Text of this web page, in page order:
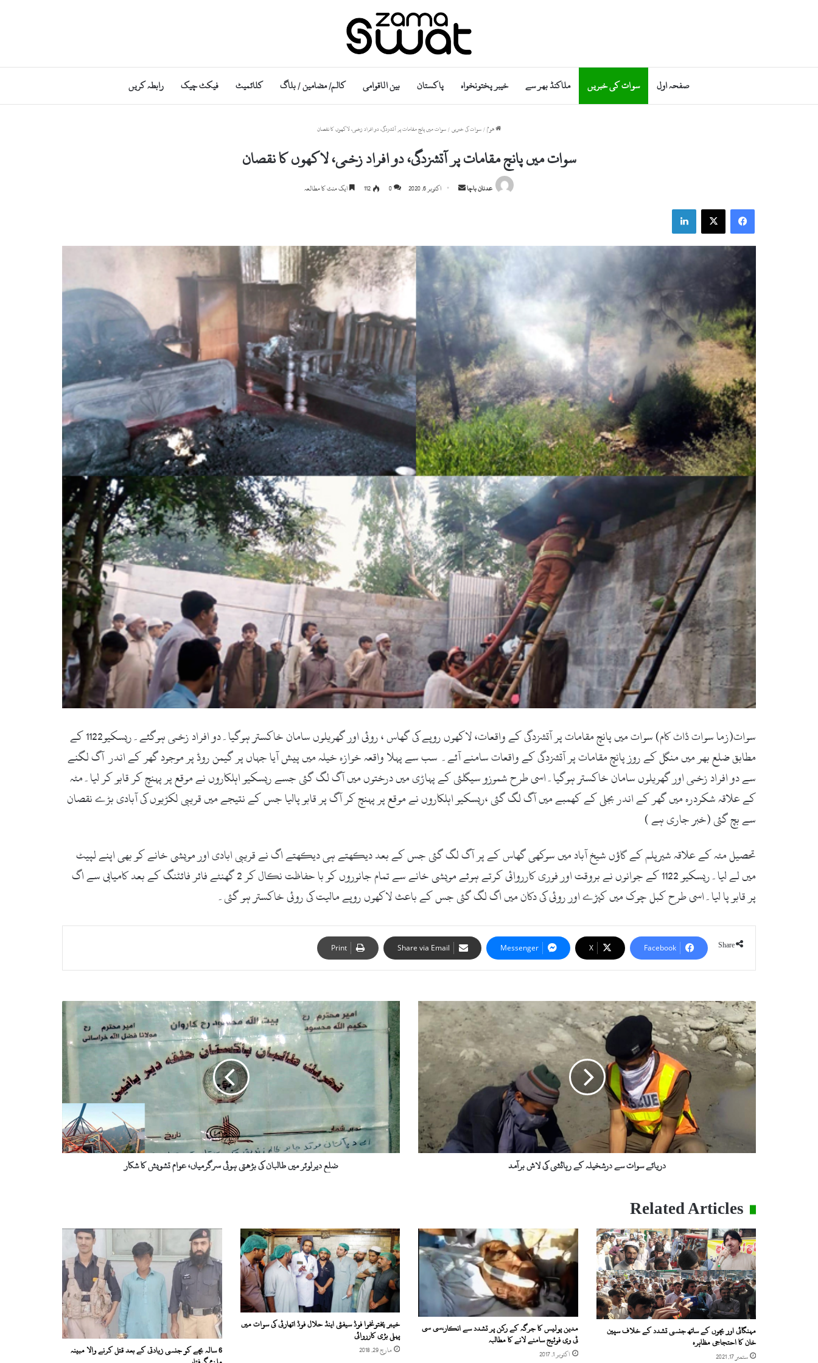
صفحہ اول سوات کی خبریں ملاکنڈ بھر سے خیبر پختونخواہ پاکستان بین الاقوامی کالم/ مضامین / بلاگ کلائمیٹ فیکٹ چیک رابطہ کریں
ھوم/سوات کی خبریں/سوات میں پانچ مقامات پر آتشزدگی، دو افراد زخمی، لاکھوں کا نقصان
سوات میں پانچ مقامات پر آتشزدگی، دو افراد زخمی، لاکھوں کا نقصان
عدنان باچا
Send اکتوبر 6, 2020 0
112 ایک منٹ کا مطالعہ
Facebook
X
LinkedIn
سوات(زما سوات ڈاٹ کام) سوات میں پانچ مقامات پر آتشزدگی کے واقعات، لاکھوں روپے کی گھاس ، روئی اور گھریلوں سامان خاکستر ہوگیا۔دو افراد زخمی ہوگئے۔ریسکیو1122 کے
مطابق ضلع بھر میں منگل کے روز پانچ مقامات پر آتشزدگی کے واقعات سامنے آئے۔ سب سے پہلا واقعہ خوازہ خیلہ میں پیش آیا جہاں پر گیمن روڈ پر موجود گھر کے اندر آگ لگنے
سے دو افراد زخمی اور گھریلوں سامان خاکستر ہوگیا۔اسی طرح شموزو سیگلئی کے پہاڑی میں درختوں میں آگ لگ گئی جسے ریسکیو اہلکاروں نے موقع پر پہنچ کر قابو کر لیا۔مٹہ
کے علاقہ شکردرہ میں گھر کے اندر بجلی کے کھمبے میں آگ لگ گئی ،ریسکیو اہلکاروں نے موقع پر پہنچ کر آگ پر قابو پالیا جس کے نتیجے میں قریبی لکڑیوں کی آبادی بڑے نقصان
سے بچ گئی (خبر جاری ہے )
تحصیل مٹہ کے علاقہ شیرپلم کے گاؤں شیخ آباد میں سوکھی گھاس کے پر آگ لگ گئی جس کے بعد دیکھتے ہی دیکھتے اگ نے قریبی ابادی اور مویشی خانے کو بھی اپنے لپیٹ
میں لے لیا۔ریسکیو 1122 کے جوانوں نے بروقت اور فوری کارروائی کرتے ہوئے مویشی خانے سے تمام جانوروں کو با حفاظت نکال کر 2 گھنٹے فائر فائٹنگ کے بعد کامیابی سے اگ
پر قابو پا لیا۔اسی طرح کبل چوک میں کپڑے اور روئی کی دکان میں اگ لگ گئی جس کے باعث لاکھوں روپے مالیت کی روئی خاکستر ہو گئی۔
Share
Facebook
X
Messenger
Share via Email
Print
دریائے
سوات
سے
درشخیلہ
کے
رہائشی
کی
دریائے سوات سے درشخیلہ کے رہائشی کی لاش برآمد
ضلع
دیرلوئر
میں
طالبان
کی
بڑھتی
ہوئی
سرگرمیاں،
عوام
تشویش
کا
شکار
ضلع دیرلوئر میں طالبان کی بڑھتی ہوئی سرگرمیاں، عوام تشویش کا شکار
Related Articles
مہنگائی اور بچوں کے ساتھ جنسی تشدد کے خلاف سپین
خان کا احتجاجی مظاہرہ
ستمبر 17, 2021
مدین پولیس کا جرگہ کے رکن پر تشدد سے انکار،سی سی
ٹی وی فوٹیج سامنے لانے کا مطالبہ
اکتوبر 1, 2017
خیبر پختونخوا فوڈ سیفٹی اینڈ حلال فوڈ اتھارٹی کی سوات میں
پہلی بڑی کارروائی
مارچ 29, 2018 6 سالہ بچے کو جنسی زیادتی کے بعد قتل کرنے والا مبینہ